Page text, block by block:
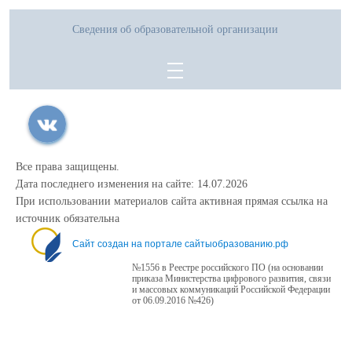
Сведения об образовательной организации
Все права защищены.
Дата последнего изменения на сайте: 14.07.2026
При использовании материалов сайта активная прямая ссылка на
источник обязательна
Сайт создан на портале сайтыобразованию.рф
№1556 в Реестре российского ПО (на основании
приказа Министерства цифрового развития, связи
и массовых коммуникаций Российской Федерации
от 06.09.2016 №426)